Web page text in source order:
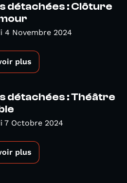
détachées : Clôture
4 Novembre 2024
plus
détachées : Théâtre
7 Octobre 2024
plus